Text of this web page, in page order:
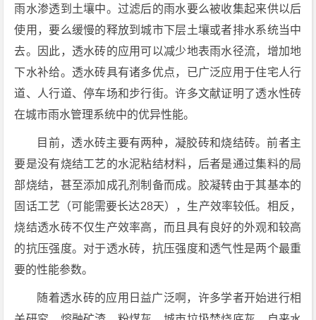
雨水渗透到土壤中。过滤后的雨水要么被收集起来供以后
使用，要么缓慢的释放到城市下层土壤或者排水系统当中
去。因此，透水砖的应用可以减少地表雨水径流，增加地
下水补给。透水砖具有诸多优点，已广泛应用于住宅人行
道、人行道、停车场和步行街。许多文献证明了透水性砖
在城市雨水管理系统中的优异性能。
目前，透水砖主要有两种，凝胶砖和烧结砖。前者主
要是没有烧结工艺的水泥粘结材料，后者是通过集料的局
部烧结，甚至添加成孔剂制备而成。胶凝转由于其基本的
固话工艺（可能需要长达28天），生产效率较低。相反，
烧结透水砖不仅生产效率高，而且具有良好的外观和较高
的抗压强度。对于透水砖，抗压强度和透气性是两个最重
要的性能参数。
随着透水砖的应用日益广泛啊，许多学者开始进行相